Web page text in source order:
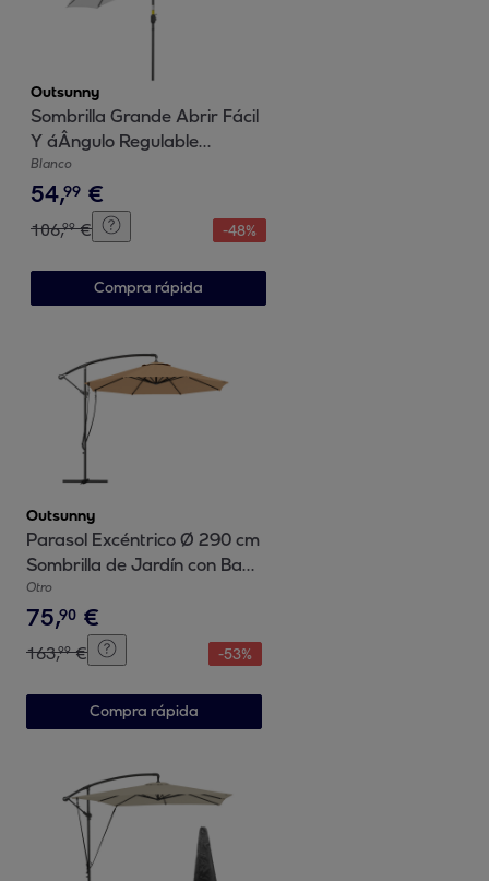
Outsunny
Sombrilla Grande Abrir Fácil
Y áÂngulo Regulable
ÃƒÅ½Â¦3m Blanco
Blanco
54,99 €
106,99 € -48%
Compra rápida
Outsunny
Parasol Excéntrico Ø 290 cm
Sombrilla de Jardín con Base
Cruzada Manivela Funda
para Sombrilla y Cuerda de
Viento Anti-UV 50+
Sombrilla para Terraza Patio
Caqui
Otro
75,90 €
163,99 € -53%
Compra rápida